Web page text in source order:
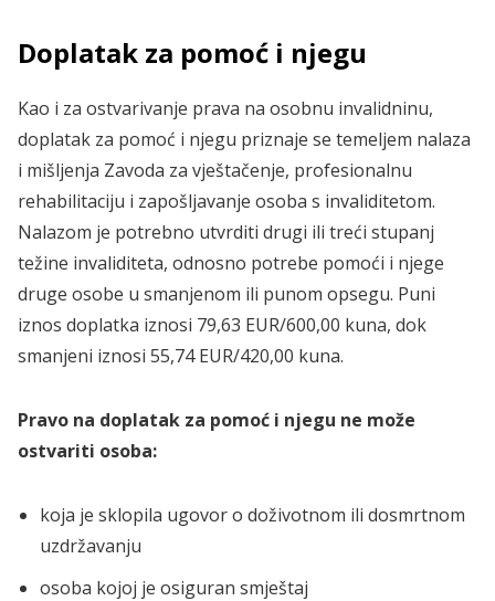
Doplatak za pomoć i njegu
Kao i za ostvarivanje prava na osobnu invalidninu,
doplatak za pomoć i njegu priznaje se temeljem nalaza
i mišljenja Zavoda za vještačenje, profesionalnu
rehabilitaciju i zapošljavanje osoba s invaliditetom.
Nalazom je potrebno utvrditi drugi ili treći stupanj
težine invaliditeta, odnosno potrebe pomoći i njege
druge osobe u smanjenom ili punom opsegu. Puni
iznos doplatka iznosi 79,63 EUR/600,00 kuna, dok
smanjeni iznosi 55,74 EUR/420,00 kuna.
Pravo na doplatak za pomoć i njegu ne može
ostvariti osoba:
koja je sklopila ugovor o doživotnom ili dosmrtnom
uzdržavanju
osoba kojoj je osiguran smještaj